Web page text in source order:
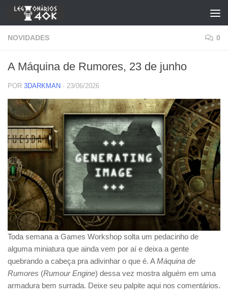
Skip to content
NOVIDADES 0
A Máquina de Rumores, 23 de junho
POR 3DARKMAN · 23/06/2026
Toda semana a Games Workshop solta um pedacinho de
alguma miniatura que ainda vem por aí e deixa a gente
quebrando a cabeça pra adivinhar o que é. AMáquina de
Rumores (Rumour Engine) dessa vez mostra alguém em uma
armadura bem surrada. Deixe seu palpite aqui nos comentários.